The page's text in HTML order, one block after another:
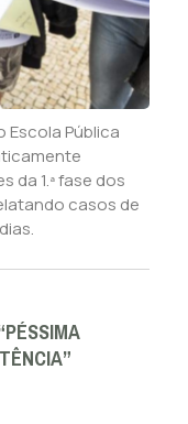
Escola Pública
da 1.ª fase dos
casos de